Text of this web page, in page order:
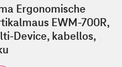
Ergonomische
EWM-700R,
Device, kabellos,